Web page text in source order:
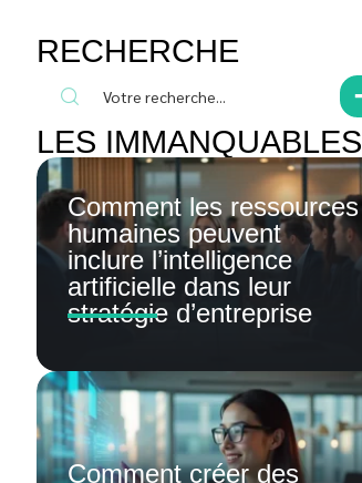
RECHERCHE
LES IMMANQUABLES
Comment les ressources
humaines peuvent
inclure l’intelligence
artificielle dans leur
stratégie d’entreprise
Comment créer des